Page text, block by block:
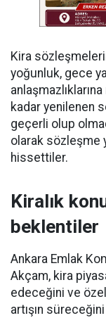
Kira
yoğunluk, gece
kadar yenilenen
geçerli olup
olarak sözleşme
hissettiler.
Kiralık
beklentiler
Ankara Emlak
Akçam, kira
edeceğini ve
artışın